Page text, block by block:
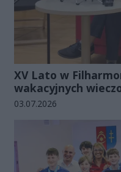
XV Lato w
wakacyjnych
luzie”
Data dodania galerii:
03.07.2026